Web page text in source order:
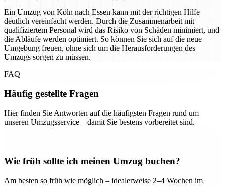
Ein Umzug von Köln nach Essen kann mit der richtigen Hilfe
deutlich vereinfacht werden. Durch die Zusammenarbeit mit
qualifiziertem Personal wird das Risiko von Schäden minimiert, und
die Abläufe werden optimiert. So können Sie sich auf die neue
Umgebung freuen, ohne sich um die Herausforderungen des
Umzugs sorgen zu müssen.
FAQ
Häufig gestellte Fragen
Hier finden Sie Antworten auf die häufigsten Fragen rund um
unseren Umzugsservice – damit Sie bestens vorbereitet sind.
Wie früh sollte ich meinen Umzug buchen?
Am besten so früh wie möglich – idealerweise 2–4 Wochen im